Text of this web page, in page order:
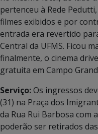
pertenceu à Rede
filmes exibidos e por
entrada era revertido
Central da UFMS. Ficou
finalmente, o cinema
gratuita em Campo
Serviço:Os ingressos
(31) na Praça dos
da Rua Rui Barbosa com
poderão ser retirados